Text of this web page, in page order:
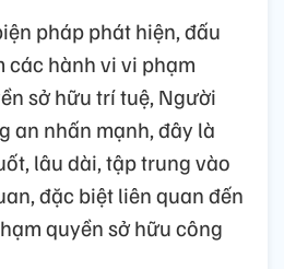
pháp phát hiện, đấu
các hành vi vi phạm
sở hữu trí tuệ, Người
an nhấn mạnh, đây là
lâu dài, tập trung vào
đặc biệt liên quan đến
quyền sở hữu công